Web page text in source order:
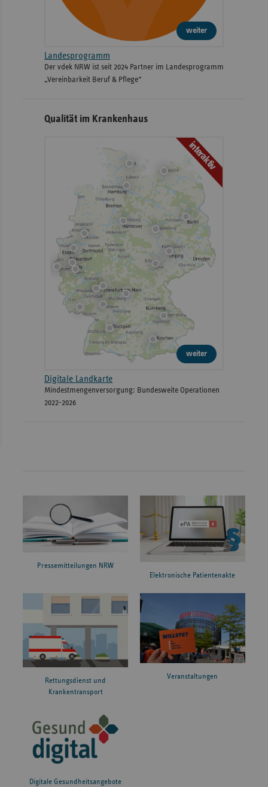
weiter
Landesprogramm
Der vdek NRW ist seit 2024 Partner im Landesprogramm
„Vereinbarkeit Beruf & Pflege“
Qualität im Krankenhaus
interaktiv
weiter
Digitale Landkarte
Mindestmengenversorgung: Bundesweite Operationen
2022-2026
Pressemitteilungen NRW
Elektronische Patientenakte
Rettungsdienst und
Krankentransport
Veranstaltungen
Digitale Gesundheitsangebote